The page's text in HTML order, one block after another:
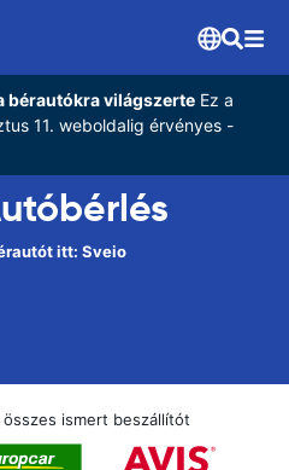
bérautókra világszerteEz a
11. weboldalig érvényes -
itt: Sveio
ismert beszállítót